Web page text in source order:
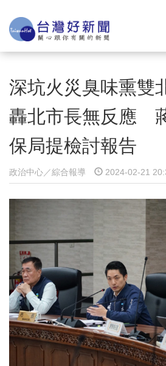
深坑火災臭味熏
轟北市長無反應
保局提檢討報告
政治中心／綜合報導 2024-02-21